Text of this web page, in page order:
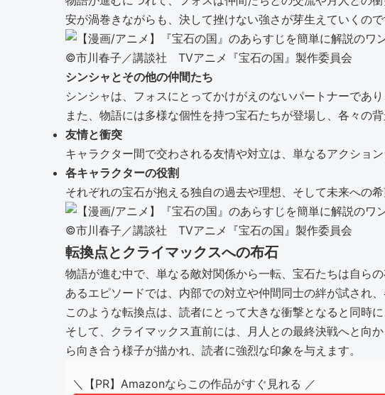
安が渦巻きながらも、決して挫けない強さが芽生えていくので
©市川春子／講談社 TVアニメ『宝石の国』製作委員会
シンシャとその他の仲間たち
シンシャは、フォスにとってかけがえのないパートナーであ
また、物語には多様な個性を持つ宝石たちが登場し、各々の
友情と衝突
キャラクター間で交わされる友情や対立は、単なるアクショ
各キャラクターの役割
それぞれの宝石が抱える独自の過去や理想、そして未来への
©市川春子／講談社 TVアニメ『宝石の国』製作委員会
転換点とクライマックスへの布石
物語が進む中で、単なる敵対関係から一転、宝石たちは自ら
あるエピソードでは、内部での対立や仲間同士の絆が試され
このような転換点は、読者にとって大きな衝撃となると同時
そして、クライマックス直前には、月人との最終決戦へと向
ら向き合う様子が描かれ、読者に強烈な印象を与えます。
＼【PR】Amazonならこの作品がすぐ見れる ／